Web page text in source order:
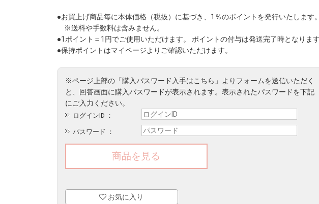
●お買上げ商品毎に本体価格（税抜）に基づき、1％のポイントを発行いたします。
※送料や手数料は含みません。
●1ポイント＝1円でご使用いただけます。 ポイントの付与は発送完了時となります
●保持ポイントはマイページよりご確認いただけます。
ログインID ：
パスワード ：
お気に入り